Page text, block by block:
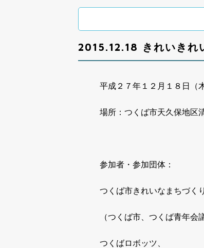
2015.12.18 きれいきれ
平成２７年１２月１８日（
場所：つくば市天久保地区
参加者・参加団体：
つくば市きれいなまちづく
（つくば市、つくば青年会
つくばロボッツ、